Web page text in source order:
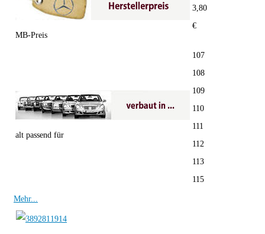
MB-Preis
3,80
€
alt passend für
107
108
109
110
111
112
113
115
Mehr...